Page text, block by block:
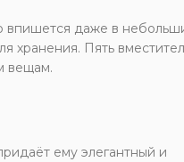
впишется даже в
хранения. Пять
вещам.
ему элегантный и